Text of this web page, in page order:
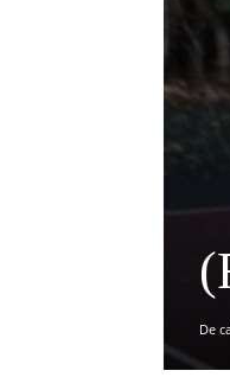
De